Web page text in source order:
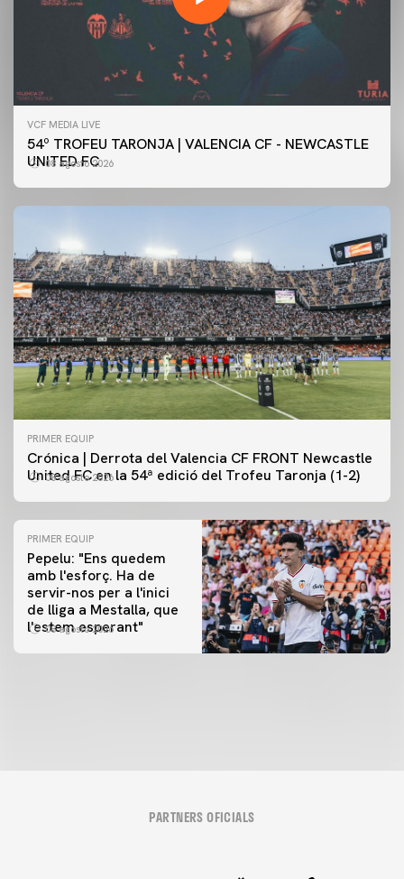
VCF MEDIA LIVE
54º TROFEU TARONJA | VALENCIA CF - NEWCASTLE
UNITED FC
08 agosto 2026
PRIMER EQUIP
Crónica | Derrota del Valencia CF FRONT Newcastle
United FC en la 54ª edició del Trofeu Taronja (1-2)
08 agosto 2026
PRIMER EQUIP
Pepelu: "Ens quedem
amb l'esforç. Ha de
servir-nos per a l'inici
de lliga a Mestalla, que
l'estem esperant"
08 agosto 2026
PRIMER EQUIP
📸 #ValenciaNUFC
PRIMER EQUIP
MESTALLA 📍
PARTNERS OFICIALS